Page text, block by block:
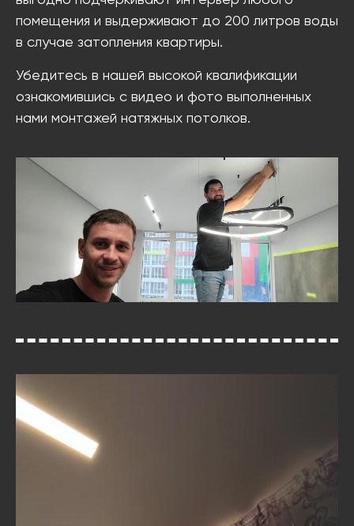
помещения и выдерживают до 200 литров воды
в случае затопления квартиры.
Убедитесь в нашей высокой квалификации
ознакомившись с видео и фото выполненных
нами монтажей натяжных потолков.